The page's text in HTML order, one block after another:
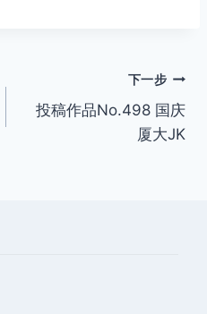
下一步
投稿作品No.498 国庆
厦大JK